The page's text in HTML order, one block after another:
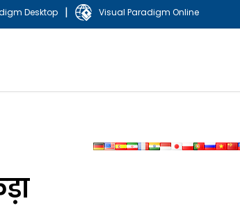
Desktop | Visual Paradigm Online